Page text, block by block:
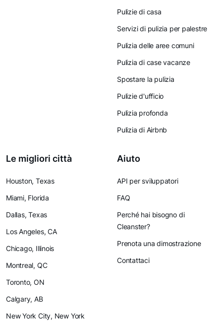
Pulizie di casa
Servizi di pulizia per palestre
Pulizia delle aree comuni
Pulizia di case vacanze
Spostare la pulizia
Pulizie d'ufficio
Pulizia profonda
Pulizia di Airbnb
Le migliori città
Houston, Texas
Miami, Florida
Dallas, Texas
Los Angeles, CA
Chicago, Illinois
Montreal, QC
Toronto, ON
Calgary, AB
New York City, New York
Aiuto
API per sviluppatori
FAQ
Perché hai bisogno di
Cleanster?
Prenota una dimostrazione
Contattaci